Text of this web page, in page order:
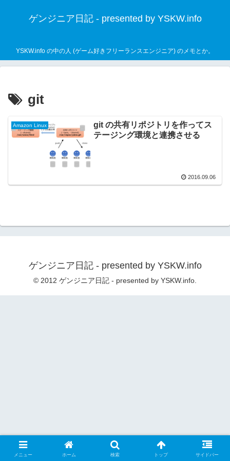
ゲンジニア日記 - presented by YSKW.info
YSKW.info の中の人 (ゲーム好きフリーランスエンジニア) のメモとか。
git
Amazon Linux
git の共有リポジトリを作ってス
テージング環境と連携させる
2016.09.06
ゲンジニア日記 - presented by YSKW.info
© 2012 ゲンジニア日記 - presented by YSKW.info.
メニュー ホーム 検索 トップ サイドバー